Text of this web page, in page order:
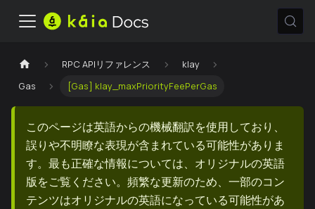
RPC APIリファレンス
klay
Gas
[Gas] klay_maxPriorityFeePerGas
このページは英語からの機械翻訳を使用しており、
誤りや不明瞭な表現が含まれている可能性がありま
す。最も正確な情報については、オリジナルの英語
版をご覧ください。頻繁な更新のため、一部のコン
テンツはオリジナルの英語になっている可能性があ